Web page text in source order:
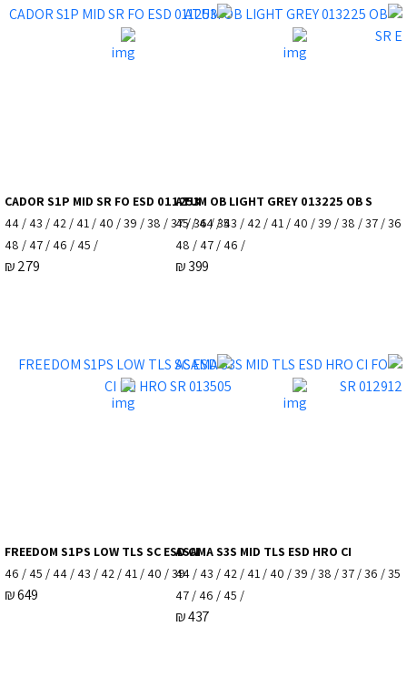
ATUM OB LIGHT GREY 013225 OB S
36 / 37 / 38 / 39 / 40 / 41 / 42 / 43 / 44 / 45
/ 46 / 47 / 48
399
₪
CADOR S1P MID SR FO ESD 011253
35 / 36 / 37 / 38 / 39 / 40 / 41 / 42 / 43 / 44
/ 45 / 46 / 47 / 48
279
₪
ASAMA S3S MID TLS ESD HRO CI
35 / 36 / 37 / 38 / 39 / 40 / 41 / 42 / 43 / 44
/ 45 / 46 / 47
437
₪
FREEDOM S1PS LOW TLS SC ESD CI
39 / 40 / 41 / 42 / 43 / 44 / 45 / 46
649
₪